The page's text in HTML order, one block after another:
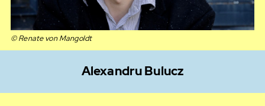
© Renate von Mangoldt
Alexandru Bulucz